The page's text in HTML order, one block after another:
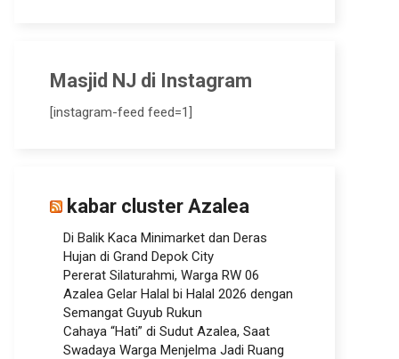
Masjid NJ di Instagram
[instagram-feed feed=1]
kabar cluster Azalea
Di Balik Kaca Minimarket dan Deras
Hujan di Grand Depok City
Pererat Silaturahmi, Warga RW 06
Azalea Gelar Halal bi Halal 2026 dengan
Semangat Guyub Rukun
Cahaya “Hati” di Sudut Azalea, Saat
Swadaya Warga Menjelma Jadi Ruang